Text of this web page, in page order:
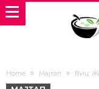
Home Мајтап Виц: